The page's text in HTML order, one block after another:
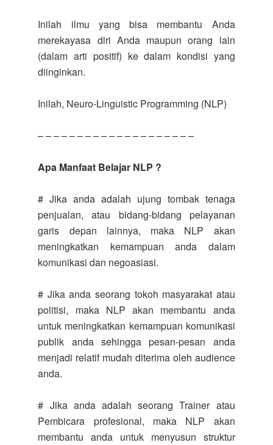
Inilah ilmu yang bisa membantu Anda
merekayasa diri Anda maupun orang lain
(dalam arti positif) ke dalam kondisi yang
diinginkan.
Inilah, Neuro-Linguistic Programming (NLP)
– – – – – – – – – – – – – – – – – – – –
Apa Manfaat Belajar NLP ?
# Jika anda adalah ujung tombak tenaga
penjualan, atau bidang-bidang pelayanan
garis depan lainnya, maka NLP akan
meningkatkan kemampuan anda dalam
komunikasi dan negoasiasi.
# Jika anda seorang tokoh masyarakat atau
politisi, maka NLP akan membantu anda
untuk meningkatkan kemampuan komunikasi
publik anda sehingga pesan-pesan anda
menjadi relatif mudah diterima oleh audience
anda.
# Jika anda adalah seorang Trainer atau
Pembicara profesional, maka NLP akan
membantu anda untuk menyusun struktur